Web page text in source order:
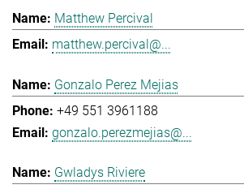
Matthew Percival
matthew.percival@...
Gonzalo Perez Mejias
+49 551 3961188
gonzalo.perezmejias@...
Gwladys Riviere